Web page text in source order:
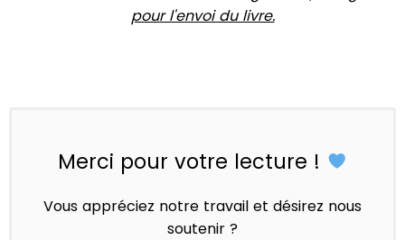
pour l'envoi du livre.
Merci pour votre lecture !
Vous appréciez notre travail et désirez nous
soutenir ?